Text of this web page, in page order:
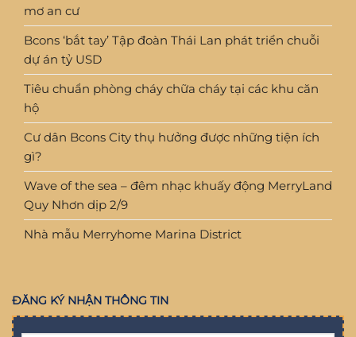
mơ an cư
Bcons ‘bắt tay’ Tập đoàn Thái Lan phát triển chuỗi
dự án tỷ USD
Tiêu chuẩn phòng cháy chữa cháy tại các khu căn
hộ
Cư dân Bcons City thụ hưởng được những tiện ích
gì?
Wave of the sea – đêm nhạc khuấy động MerryLand
Quy Nhơn dịp 2/9
Nhà mẫu Merryhome Marina District
ĐĂNG KÝ NHẬN THÔNG TIN